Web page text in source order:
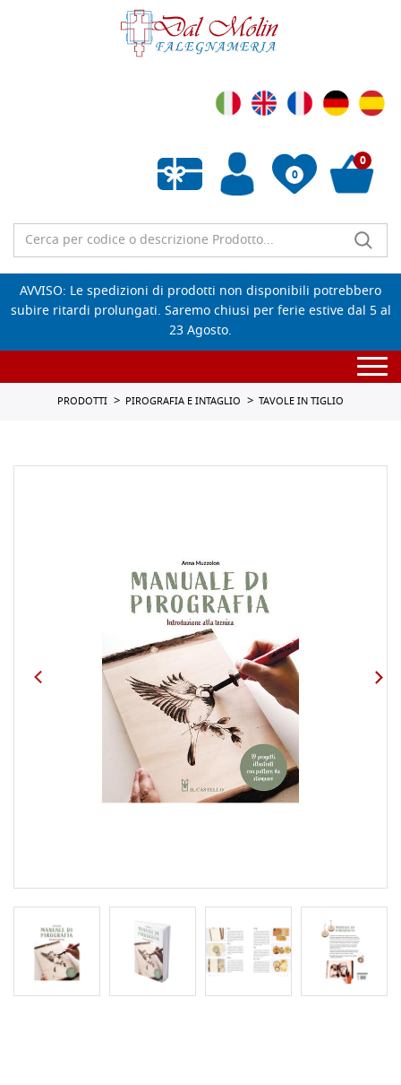
0
Wishlist vuota
0
AVVISO: Le spedizioni di prodotti non disponibili potrebbero
subire ritardi prolungati. Saremo chiusi per ferie estive dal 5 al
23 Agosto.
PRODOTTI PIROGRAFIA E INTAGLIO TAVOLE IN TIGLIO